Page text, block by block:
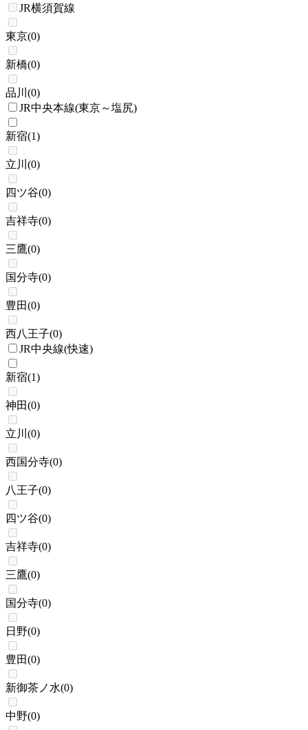
JR横須賀線
東京(0)
新橋(0)
品川 (0)
JR中央本線(東京～塩尻)
新宿(1)
立川 (0)
四ツ谷(0)
吉祥寺(0)
三鷹(0)
国分寺(0)
豊田(0)
西八王子(0)
JR中央線(快速)
新宿(1)
神田(0)
立川 (0)
西国分寺(0)
八王子(0)
四ツ谷(0)
吉祥寺(0)
三鷹(0)
国分寺(0)
日野(0)
豊田(0)
新御茶ノ水(0)
中野(0)